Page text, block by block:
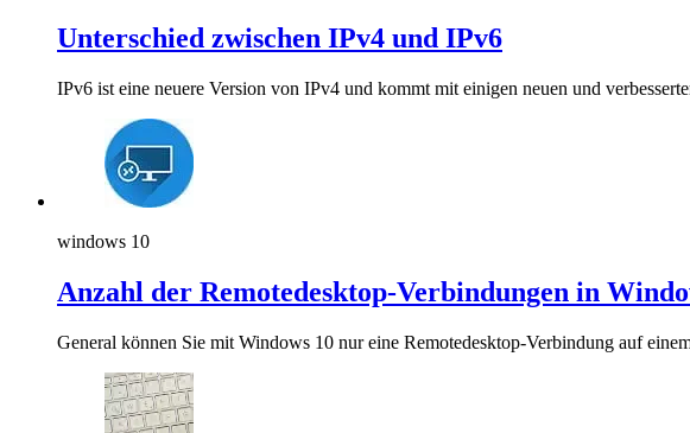
Unterschied zwischen IPv4 und IPv6
IPv6 ist eine neuere Version von IPv4 und kommt mit einigen neuen und
windows 10
Anzahl der Remotedesktop-Verbindungen in
General können Sie mit Windows 10 nur eine Remotedesktop-Verbindung auf